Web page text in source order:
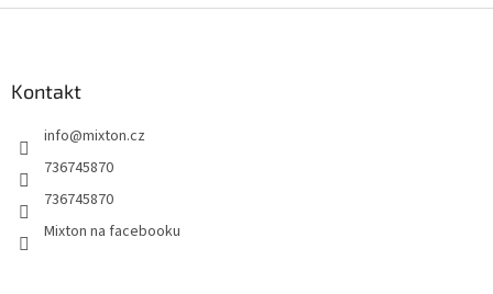
Kontakt
info@mixton.cz
736745870
736745870
Mixton na facebooku